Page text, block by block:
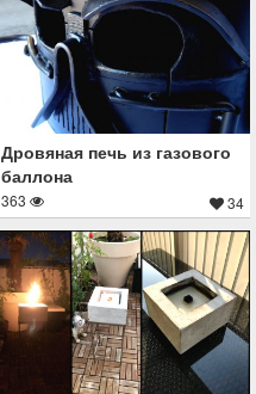
Дровяная печь из газового
баллона
363 34